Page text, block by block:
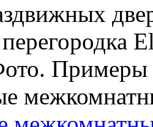
перегородка
Примеры